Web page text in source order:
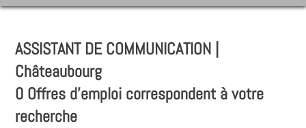
ASSISTANT DE COMMUNICATION |
Châteaubourg
0 Offres d'emploi correspondent à votre
recherche